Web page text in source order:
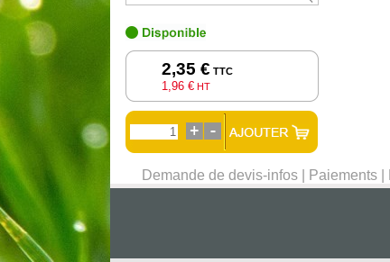
2,35 € TTC
1,96 € HT
Demande de devis-infos Paiements